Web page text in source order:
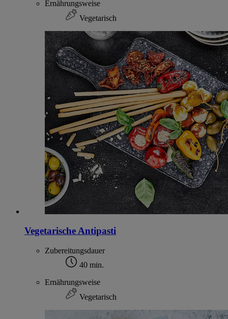
Ernährungsweise
Vegetarisch
Vegetarische Antipasti
Zubereitungsdauer
40 min.
Ernährungsweise
Vegetarisch